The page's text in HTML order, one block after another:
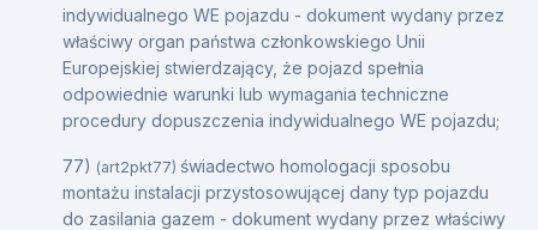
indywidualnego WE pojazdu - dokument wydany przez
właściwy organ państwa członkowskiego Unii
Europejskiej stwierdzający, że pojazd spełnia
odpowiednie warunki lub wymagania techniczne
procedury dopuszczenia indywidualnego WE pojazdu;
77) (art2pkt77) świadectwo homologacji sposobu
montażu instalacji przystosowującej dany typ pojazdu
do zasilania gazem - dokument wydany przez właściwy